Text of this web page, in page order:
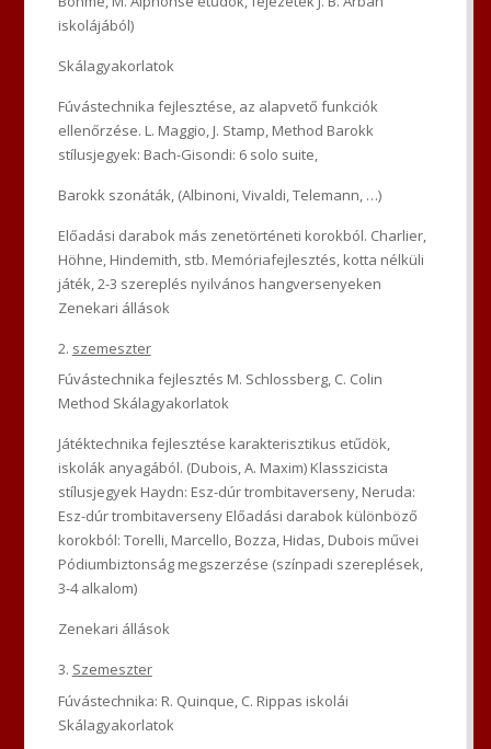
iskolájából)
Skálagyakorlatok
Fúvástechnika fejlesztése, az alapvető funkciók
ellenőrzése. L. Maggio, J. Stamp, Method Barokk
stílusjegyek: Bach-Gisondi: 6 solo suite,
Barokk szonáták, (Albinoni, Vivaldi, Telemann, …)
Előadási darabok más zenetörténeti korokból. Charlier,
Höhne, Hindemith, stb. Memóriafejlesztés, kotta nélküli
játék, 2-3 szereplés nyilvános hangversenyeken
Zenekari állások
szemeszter
Fúvástechnika fejlesztés M. Schlossberg, C. Colin
Method Skálagyakorlatok
Játéktechnika fejlesztése karakterisztikus etűdök,
iskolák anyagából. (Dubois, A. Maxim) Klasszicista
stílusjegyek Haydn: Esz-dúr trombitaverseny, Neruda:
Esz-dúr trombitaverseny Előadási darabok különböző
korokból: Torelli, Marcello, Bozza, Hidas, Dubois művei
Pódiumbiztonság megszerzése (színpadi szereplések,
3-4 alkalom)
Zenekari állások
Szemeszter
Fúvástechnika: R. Quinque, C. Rippas iskolái
Skálagyakorlatok